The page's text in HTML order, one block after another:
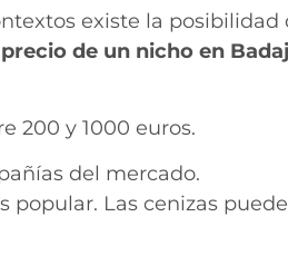
existe la posibilidad
precio de un nicho en
200 y 1000 euros.
del mercado.
Las cenizas